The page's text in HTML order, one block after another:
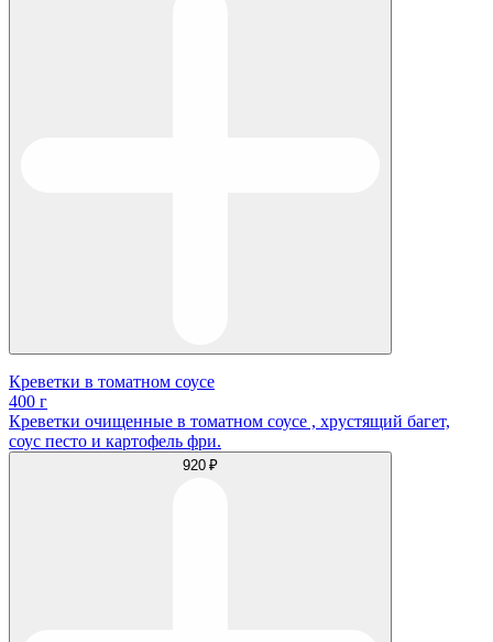
Креветки в томатном соусе
400 г
Креветки очищенные в томатном соусе , хрустящий багет,
соус песто и картофель фри.
920 ₽